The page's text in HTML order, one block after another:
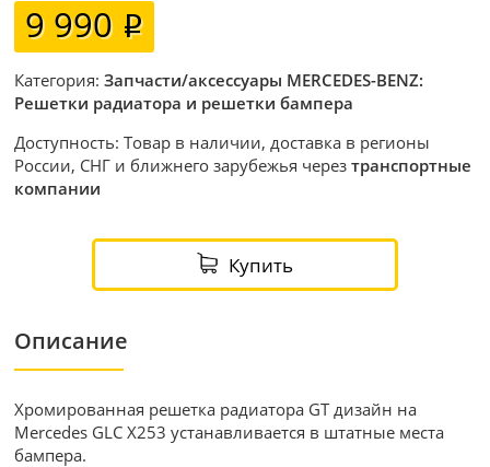
9 990
Категория:Запчасти/аксессуары MERCEDES-BENZ:
Решетки радиатора и решетки бампера
Доступность: Товар в наличии, доставка в регионы
России, СНГ и ближнего зарубежья черезтранспортные
компании
Купить
Описание
Хромированная решетка радиатора GT дизайн на
Mercedes GLC X253 устанавливается в штатные места
бампера.